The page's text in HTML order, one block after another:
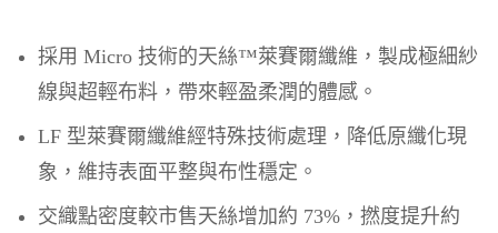
採用 Micro 技術的天絲™萊賽爾纖維，製成極細紗
線與超輕布料，帶來輕盈柔潤的體感。
LF 型萊賽爾纖維經特殊技術處理，降低原纖化現
象，維持表面平整與布性穩定。
交織點密度較市售天絲增加約 73%，撚度提升約